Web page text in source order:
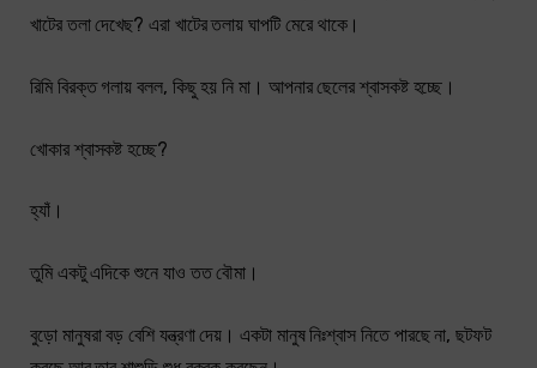
খাটের তলা দেখেছ? এরা খাটের তলায় ঘাপটি মেরে থাকে।
রিমি বিরক্ত গলায় বলল, কিছু হয় নি মা। আপনার ছেলের শ্বাসকষ্ট হচ্ছে।
খোকার শ্বাসকষ্ট হচ্ছে?
হ্যাঁ।
তুমি একটু এদিকে শুনে যাও তত বৌমা।
বুড়ো মানুষরা বড় বেশি যন্ত্রণা দেয়। একটা মানুষ নিঃশ্বাস নিতে পারছে না, ছটফট